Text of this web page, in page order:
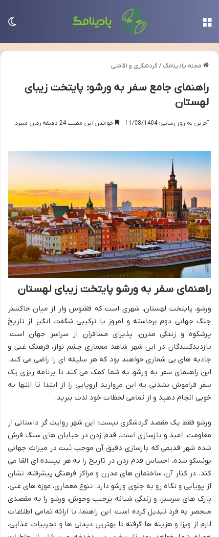
مجله پادینامگ /گردشگری و اقامتی
راهنمای جامع سفر به ورشو: پایتخت زیبای
لهستان
آخرین به روز رسانی: 11/08/1404 خواندن این مطلب 24 دقیقه زمان میبرد
راهنمای سفر به ورشو پایتخت زیبای لهستان
ورشو، پایتخت لهستان، شهری است که ققنوس وار از میان خاکستر
جنگ جهانی دوم برخاسته و امروز با ترکیبی شگفت انگیز از تاریخ
پرشکوه و زندگی مدرن، پذیرای مسافران از سراسر جهان است.
بازدیدکنندگان در این شهر شاهد معماری چشم نواز، فرهنگ غنی و
جاذبه های بی شماری خواهند بود که هر سلیقه ای را راضی می کند.
این راهنمای سفر به ورشو، به شما کمک می کند تا برنامه ریزی یک
سفر فراموش نشدنی به این مروارید اروپایی را از ابتدا تا انتها به
خوبی انجام دهید و از تمامی لحظات خود لذت ببرید.
ورشو فقط یک مقصد گردشگری نیست؛ این شهر روایت گر داستانی از
مقاومت، امید و بازسازی است. قدم زدن در خیابان های سنگ فرش
شده شهر قدیمی که بازسازی دقیق آن موجب ثبت در میراث جهانی
یونسکو شده، احساس قدم زدن در تاریخ را به هر بیننده ای القا می
کند. در کنار آن، ساختمان های مدرن و مراکز فرهنگی پیشرفته، نشان
از پویایی و نگاه رو به جلوی ورشو دارد. تنوع معماری، موزه های غنی،
پارک های سرسبز، و زندگی شبانه پرجنب وجوش، ورشو را به مقصدی
منحصر به فرد تبدیل کرده است. این راهنما، با ارائه تمامی اطلاعات
لازم از ویزا و هزینه ها گرفته تا بهترین دیدنی ها و تجربیات غذایی،